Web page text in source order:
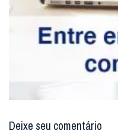
Deixe seu comentário